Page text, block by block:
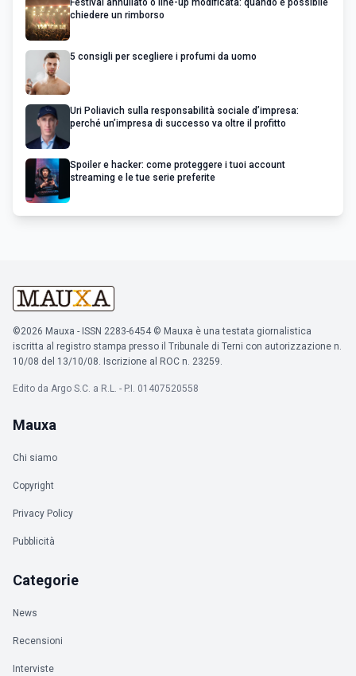
Festival annullato o line-up modificata: quando è possibile
chiedere un rimborso
5 consigli per scegliere i profumi da uomo
Uri Poliavich sulla responsabilità sociale d’impresa:
perché un’impresa di successo va oltre il profitto
Spoiler e hacker: come proteggere i tuoi account
streaming e le tue serie preferite
©2026 Mauxa - ISSN 2283-6454 © Mauxa è una testata giornalistica
iscritta al registro stampa presso il Tribunale di Terni con autorizzazione n.
10/08 del 13/10/08. Iscrizione al ROC n. 23259.
Edito da Argo S.C. a R.L. - P.I. 01407520558
Mauxa
Chi siamo
Copyright
Privacy Policy
Pubblicità
Categorie
News
Recensioni
Interviste